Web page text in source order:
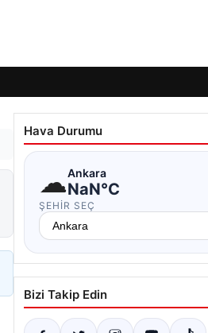
Hava Durumu
☁Ankara
NaN°C
ŞEHIR SEÇ
Bizi Takip Edin